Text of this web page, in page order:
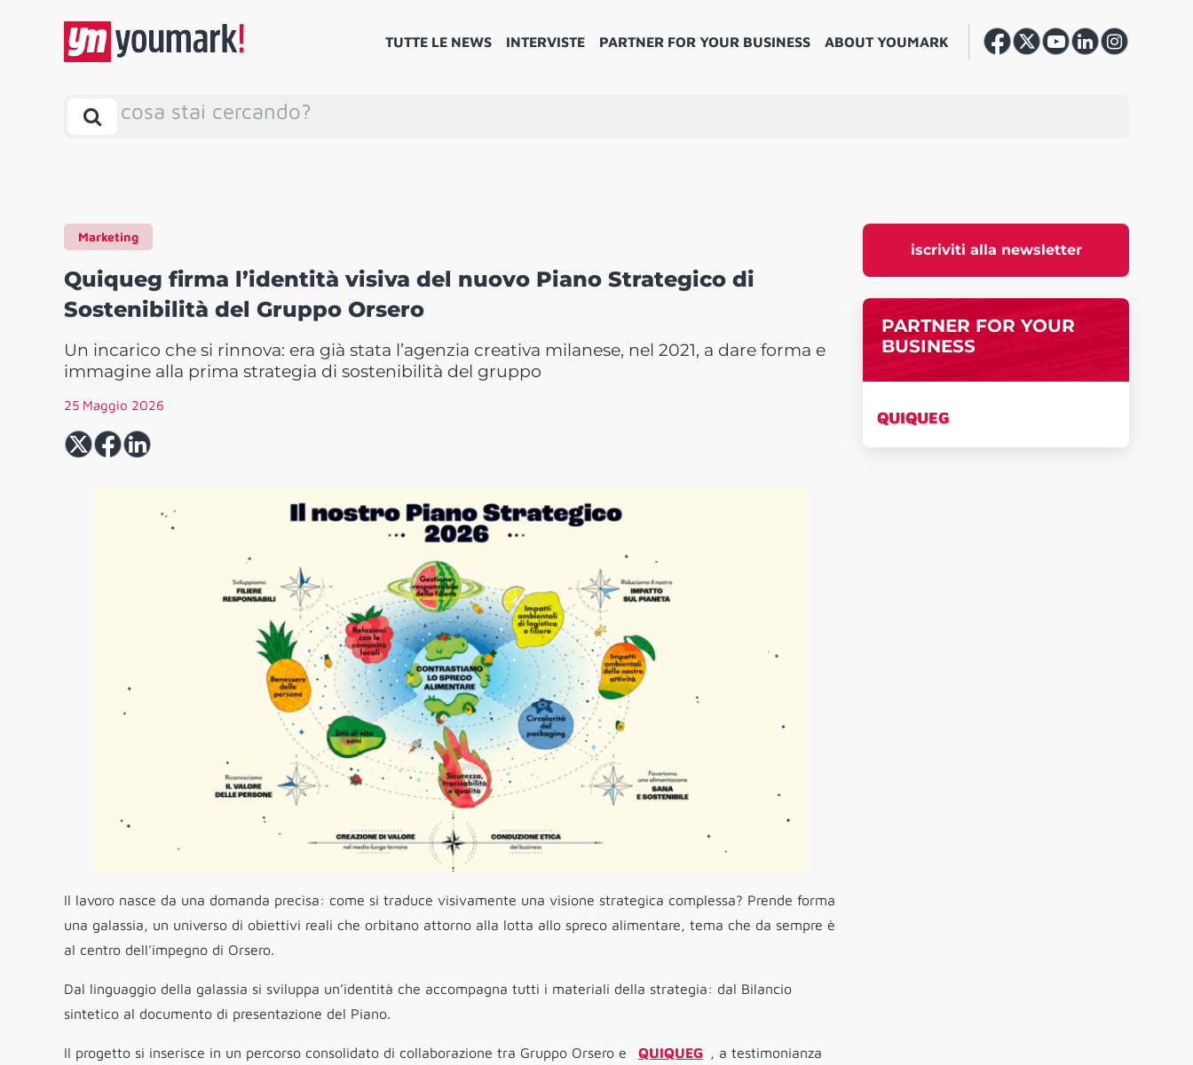
TUTTE LE NEWS INTERVISTE PARTNER FOR YOUR BUSINESS ABOUT YOUMARK
cosa stai cercando?
iscriviti alla newsletter
PARTNER FOR YOUR
BUSINESS
QUIQUEG
Marketing
Quiqueg firma l’identità visiva del nuovo Piano Strategico di
Sostenibilità del Gruppo Orsero
Un incarico che si rinnova: era già stata l’agenzia creativa milanese, nel 2021, a dare forma e
immagine alla prima strategia di sostenibilità del gruppo
25 Maggio 2026
Il lavoro nasce da una domanda precisa: come si traduce visivamente una visione strategica complessa? Prende forma
una galassia, un universo di obiettivi reali che orbitano attorno alla lotta allo spreco alimentare, tema che da sempre è
al centro dell’impegno di Orsero.
Dal linguaggio della galassia si sviluppa un’identità che accompagna tutti i materiali della strategia: dal Bilancio
sintetico al documento di presentazione del Piano.
Il progetto si inserisce in un percorso consolidato di collaborazione tra Gruppo Orsero e QUIQUEG , a testimonianza